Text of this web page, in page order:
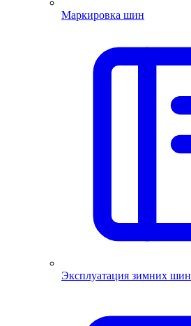
Маркировка шин
Эксплуатация зимних шин